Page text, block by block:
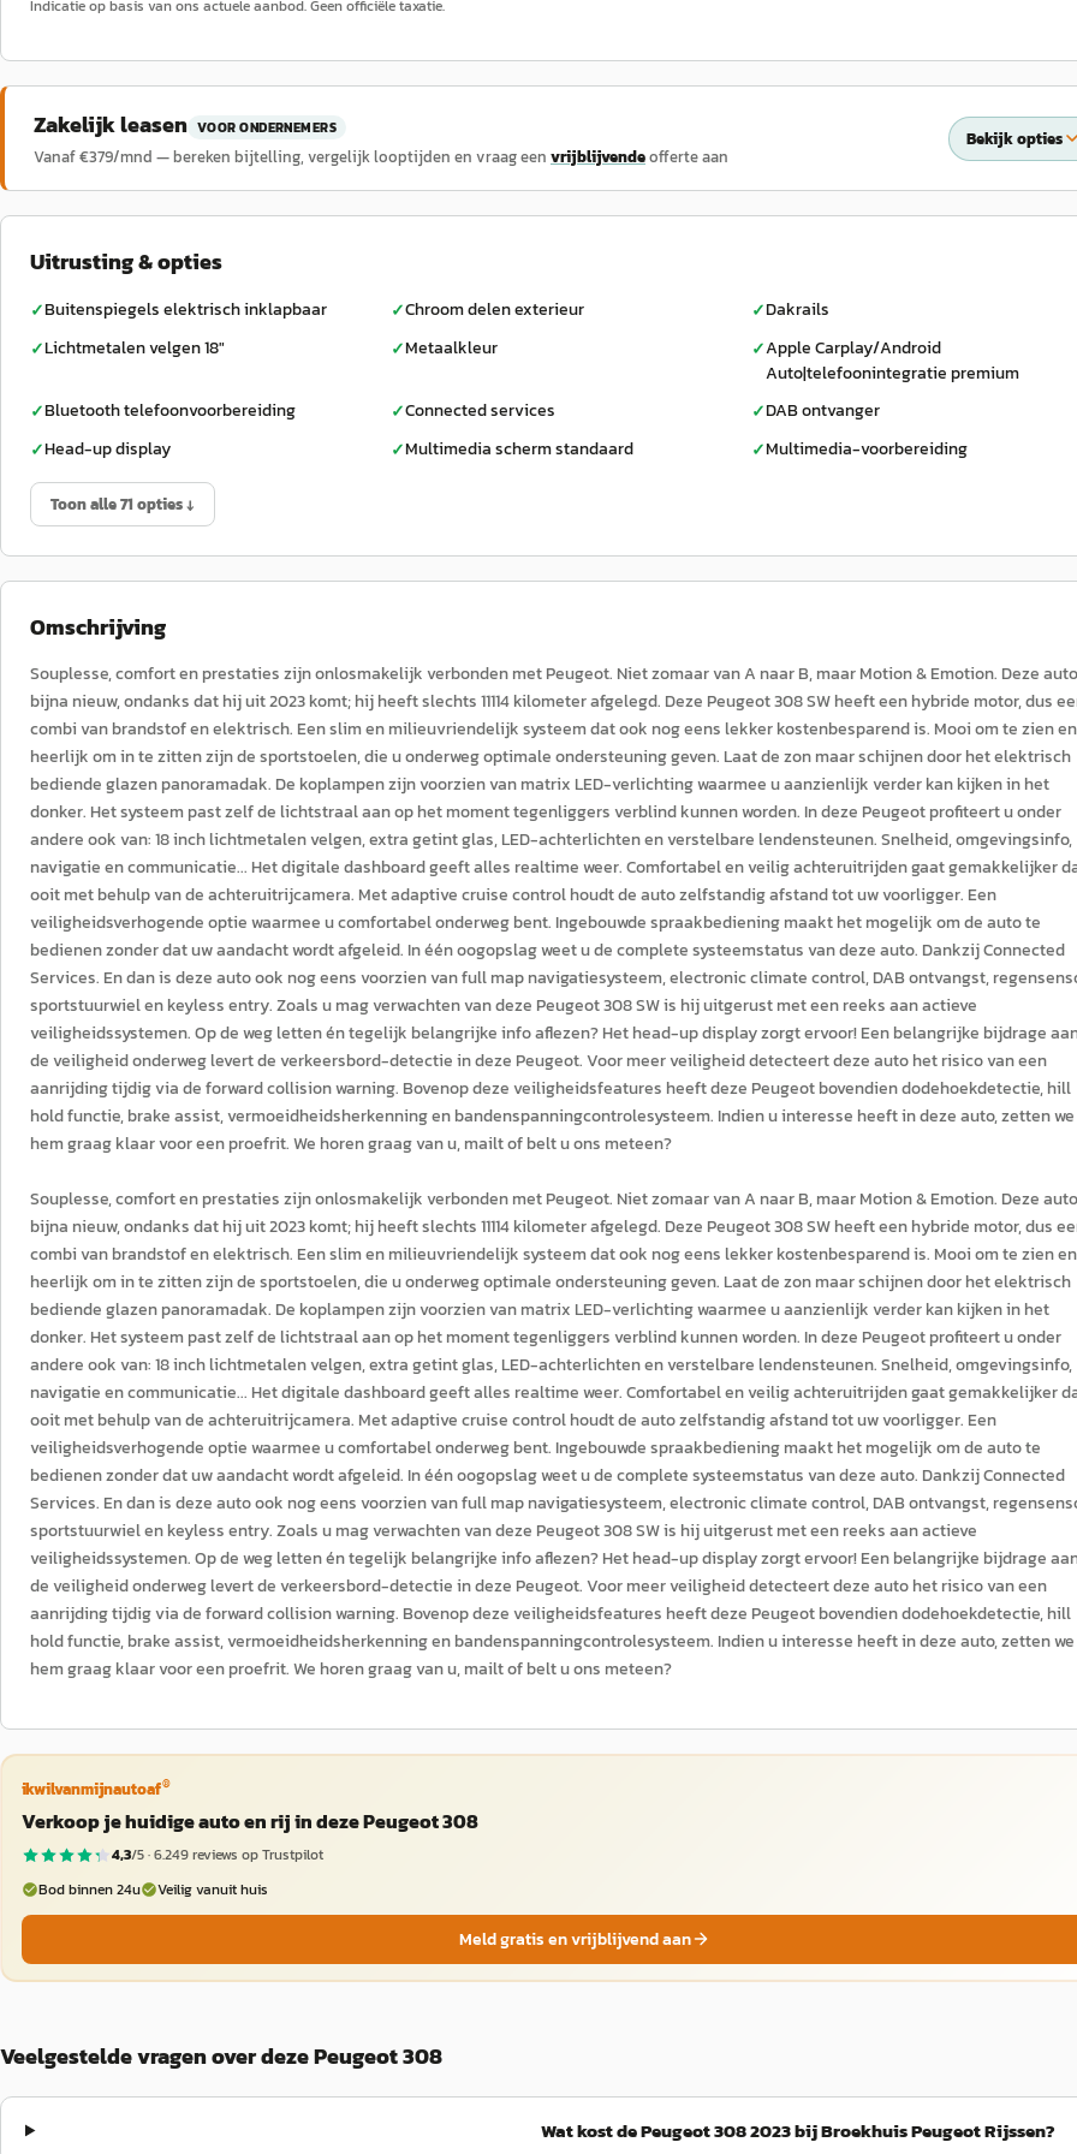
Indicatie op basis van ons actuele aanbod. Geen officiële taxatie.
Zakelijk leasen VOOR ONDERNEMERS
Vanaf €379/mnd — bereken bijtelling, vergelijk looptijden en vraag een vrijblijvendeofferte aan
Bekijk opties
Uitrusting & opties
✓Buitenspiegels elektrisch inklapbaar ✓Chroom delen exterieur ✓Dakrails
✓Lichtmetalen velgen 18" ✓Metaalkleur ✓Apple Carplay/Android
Auto|telefoonintegratie premium
✓Bluetooth telefoonvoorbereiding ✓Connected services ✓DAB ontvanger
✓Head-up display ✓Multimedia scherm standaard ✓Multimedia-voorbereiding
Toon alle 71 opties ↓
Omschrijving
Souplesse, comfort en prestaties zijn onlosmakelijk verbonden met Peugeot. Niet zomaar van A naar B, maar Motion & Emotion. Deze
bijna nieuw, ondanks dat hij uit 2023 komt; hij heeft slechts 11114 kilometer afgelegd. Deze Peugeot 308 SW heeft een hybride motor, dus
combi van brandstof en elektrisch. Een slim en milieuvriendelijk systeem dat ook nog eens lekker kostenbesparend is. Mooi om te zien en
heerlijk om in te zitten zijn de sportstoelen, die u onderweg optimale ondersteuning geven. Laat de zon maar schijnen door het elektrisch
bediende glazen panoramadak. De koplampen zijn voorzien van matrix LED-verlichting waarmee u aanzienlijk verder kan kijken in het
donker. Het systeem past zelf de lichtstraal aan op het moment tegenliggers verblind kunnen worden. In deze Peugeot profiteert u onder
andere ook van: 18 inch lichtmetalen velgen, extra getint glas, LED-achterlichten en verstelbare lendensteunen. Snelheid, omgevingsinfo,
navigatie en communicatie... Het digitale dashboard geeft alles realtime weer. Comfortabel en veilig achteruitrijden gaat gemakkelijker
ooit met behulp van de achteruitrijcamera. Met adaptive cruise control houdt de auto zelfstandig afstand tot uw voorligger. Een
veiligheidsverhogende optie waarmee u comfortabel onderweg bent. Ingebouwde spraakbediening maakt het mogelijk om de auto te
bedienen zonder dat uw aandacht wordt afgeleid. In één oogopslag weet u de complete systeemstatus van deze auto. Dankzij Connected
Services. En dan is deze auto ook nog eens voorzien van full map navigatiesysteem, electronic climate control, DAB ontvangst,
sportstuurwiel en keyless entry. Zoals u mag verwachten van deze Peugeot 308 SW is hij uitgerust met een reeks aan actieve
veiligheidssystemen. Op de weg letten én tegelijk belangrijke info aflezen? Het head-up display zorgt ervoor! Een belangrijke bijdrage
de veiligheid onderweg levert de verkeersbord-detectie in deze Peugeot. Voor meer veiligheid detecteert deze auto het risico van een
aanrijding tijdig via de forward collision warning. Bovenop deze veiligheidsfeatures heeft deze Peugeot bovendien dodehoekdetectie, hill
hold functie, brake assist, vermoeidheidsherkenning en bandenspanningcontrolesysteem. Indien u interesse heeft in deze auto, zetten we
hem graag klaar voor een proefrit. We horen graag van u, mailt of belt u ons meteen?
Souplesse, comfort en prestaties zijn onlosmakelijk verbonden met Peugeot. Niet zomaar van A naar B, maar Motion & Emotion. Deze
bijna nieuw, ondanks dat hij uit 2023 komt; hij heeft slechts 11114 kilometer afgelegd. Deze Peugeot 308 SW heeft een hybride motor, dus
combi van brandstof en elektrisch. Een slim en milieuvriendelijk systeem dat ook nog eens lekker kostenbesparend is. Mooi om te zien en
heerlijk om in te zitten zijn de sportstoelen, die u onderweg optimale ondersteuning geven. Laat de zon maar schijnen door het elektrisch
bediende glazen panoramadak. De koplampen zijn voorzien van matrix LED-verlichting waarmee u aanzienlijk verder kan kijken in het
donker. Het systeem past zelf de lichtstraal aan op het moment tegenliggers verblind kunnen worden. In deze Peugeot profiteert u onder
andere ook van: 18 inch lichtmetalen velgen, extra getint glas, LED-achterlichten en verstelbare lendensteunen. Snelheid, omgevingsinfo,
navigatie en communicatie... Het digitale dashboard geeft alles realtime weer. Comfortabel en veilig achteruitrijden gaat gemakkelijker
ooit met behulp van de achteruitrijcamera. Met adaptive cruise control houdt de auto zelfstandig afstand tot uw voorligger. Een
veiligheidsverhogende optie waarmee u comfortabel onderweg bent. Ingebouwde spraakbediening maakt het mogelijk om de auto te
bedienen zonder dat uw aandacht wordt afgeleid. In één oogopslag weet u de complete systeemstatus van deze auto. Dankzij Connected
Services. En dan is deze auto ook nog eens voorzien van full map navigatiesysteem, electronic climate control, DAB ontvangst,
sportstuurwiel en keyless entry. Zoals u mag verwachten van deze Peugeot 308 SW is hij uitgerust met een reeks aan actieve
veiligheidssystemen. Op de weg letten én tegelijk belangrijke info aflezen? Het head-up display zorgt ervoor! Een belangrijke bijdrage
de veiligheid onderweg levert de verkeersbord-detectie in deze Peugeot. Voor meer veiligheid detecteert deze auto het risico van een
aanrijding tijdig via de forward collision warning. Bovenop deze veiligheidsfeatures heeft deze Peugeot bovendien dodehoekdetectie, hill
hold functie, brake assist, vermoeidheidsherkenning en bandenspanningcontrolesysteem. Indien u interesse heeft in deze auto, zetten we
hem graag klaar voor een proefrit. We horen graag van u, mailt of belt u ons meteen?
ikwilvanmijnautoaf®
Verkoop je huidige auto en rij in deze Peugeot 308
4,3/5 ·6.249reviews op Trustpilot
Bod binnen 24u
Veilig vanuit huis
Meld gratis en vrijblijvend aan
Veelgestelde vragen over deze Peugeot 308
Wat kost de Peugeot 308 2023 bij Broekhuis Peugeot Rijssen?